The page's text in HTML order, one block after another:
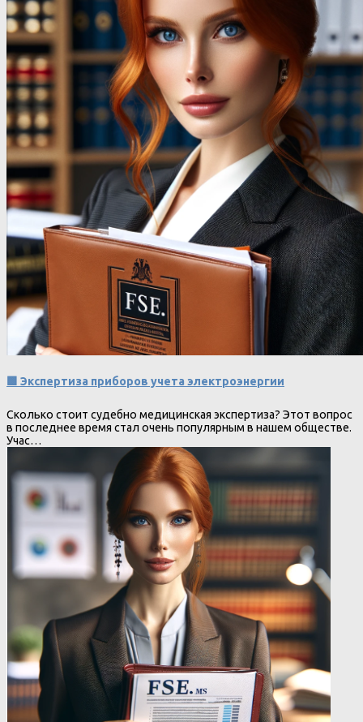
🟩 Экспертиза приборов учета электроэнергии
Сколько стоит судебно медицинская экспертиза? Этот вопрос
в последнее время стал очень популярным в нашем обществе.
Учас…